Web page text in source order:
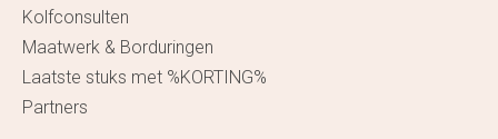
Kolfconsulten
Maatwerk & Borduringen
Laatste stuks met %KORTING%
Partners